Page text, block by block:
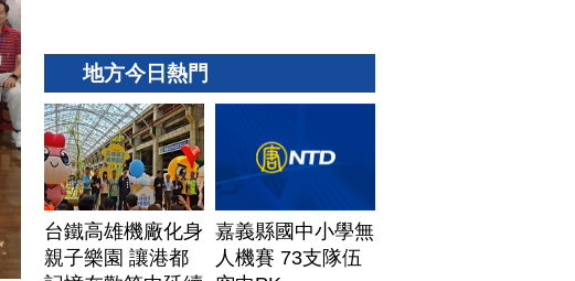
地方今日熱門
台鐵高雄機廠化身
親子樂園 讓港都
嘉義縣國中小學無
人機賽 73支隊伍